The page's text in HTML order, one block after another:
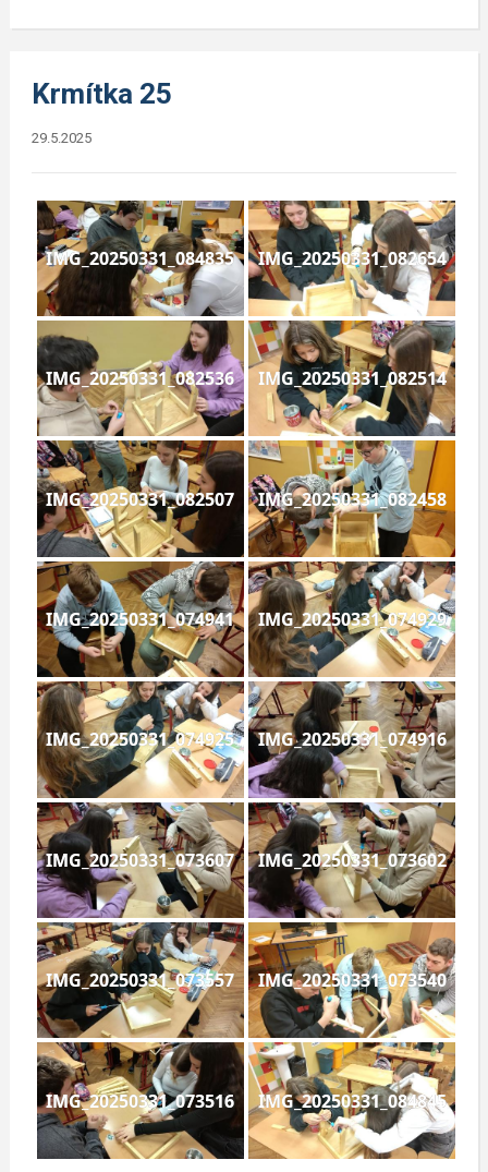
Krmítka 25
29.5.2025
IMG_20250331_084835 IMG_20250331_082654
IMG_20250331_082536 IMG_20250331_082514
IMG_20250331_082507 IMG_20250331_082458
IMG_20250331_074941 IMG_20250331_074929
IMG_20250331_074925 IMG_20250331_074916
IMG_20250331_073607 IMG_20250331_073602
IMG_20250331_073557 IMG_20250331_073540
IMG_20250331_073516 IMG_20250331_084845